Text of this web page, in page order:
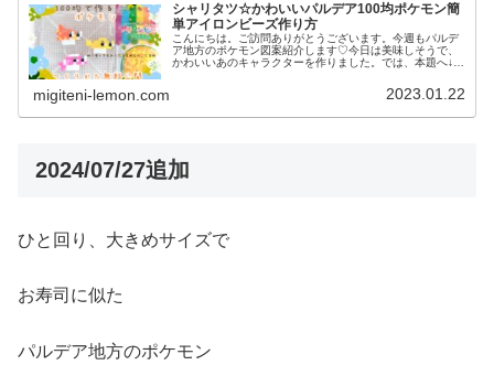
シャリタツ☆かわいいパルデア100均ポケモン簡
単アイロンビーズ作り方
こんにちは。ご訪問ありがとうございます。今週もパルデ
ア地方のポケモン図案紹介します♡今日は美味しそうで、
かわいいあのキャラクターを作りました。では、本題へ↓今
migiteni-lemon.com 2023.01.22
2024/07/27追加
ひと回り、大きめサイズで
お寿司に似た
パルデア地方のポケモン